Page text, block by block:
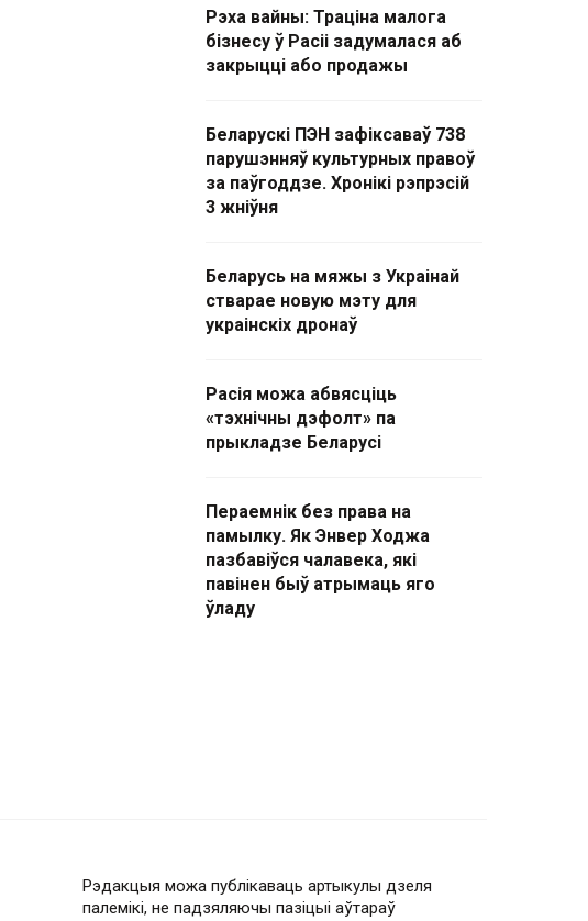
Рэха вайны: Траціна малога
бізнесу ў Расіі задумалася аб
закрыцці або продажы
Беларускі ПЭН зафіксаваў 738
парушэнняў культурных правоў
за паўгоддзе. Хронікі рэпрэсій
3 жніўня
Беларусь на мяжы з Украінай
стварае новую мэту для
украінскіх дронаў
Расія можа абвясціць
«тэхнічны дэфолт» па
прыкладзе Беларусі
Пераемнік без права на
памылку. Як Энвер Ходжа
пазбавіўся чалавека, які
павінен быў атрымаць яго
ўладу
Рэдакцыя можа публікаваць артыкулы дзеля
палемікі, не падзяляючы пазіцыі аўтараў